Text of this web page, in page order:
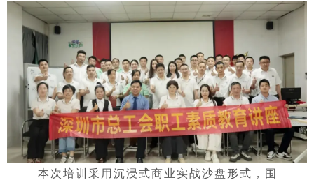
本次培训采用沉浸式商业实战沙盘形式，围